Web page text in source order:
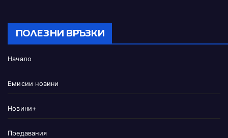
ПОЛЕЗНИ ВРЪЗКИ
Начало
Емисии новини
Новини+
Предавания